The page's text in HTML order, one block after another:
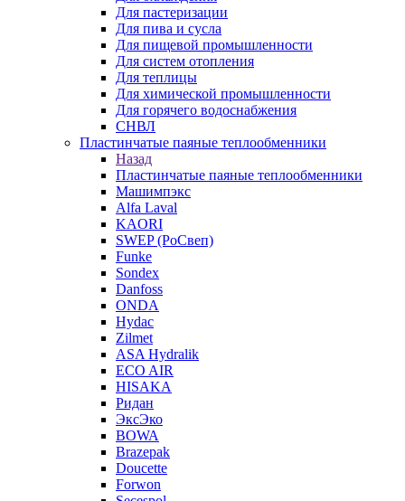
Для пастеризации
Для пива и сусла
Для пищевой промышленности
Для систем отопления
Для теплицы
Для химической промышленности
Для горячего водоснабжения
СНВЛ
Пластинчатые паяные теплообменники
Назад
Пластинчатые паяные теплообменники
Машимпэкс
Alfa Laval
KAORI
SWEP (РоСвеп)
Funke
Sondex
Danfoss
ONDA
Hydac
Zilmet
ASA Hydralik
ECO AIR
HISAKA
Ридан
ЭксЭко
BOWA
Brazepak
Doucette
Forwon